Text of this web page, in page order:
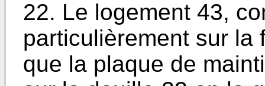
22. Le logement 43,
particulièrement sur la
que la plaque de